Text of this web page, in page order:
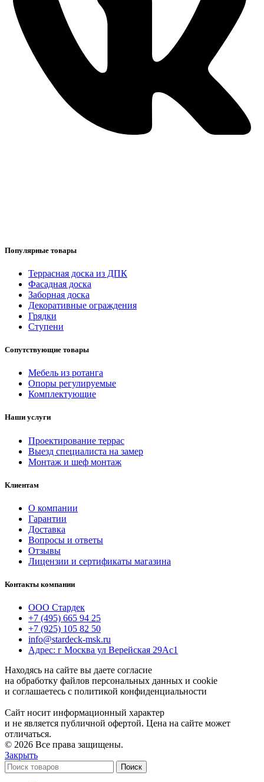
Популярные товары
Террасная доска из ДПК
Фасадная доска
Заборная доска
Декоративные ограждения
Грядки
Ступени
Сопутствующие товары
Мебель из ротанга
Опоры регулируемые
Комплектующие
Наши услуги
Проектирование террас
Выезд специалиста на замер
Монтаж и шеф монтаж
Клиентам
О компании
Гарантии
Доставка
Вопросы и ответы
Отзывы
Лицензии и сертификаты магазина
Контакты компании
ООО Стардек
+7 (495) 665 94 25
+7 (925) 105 82 50
info@stardeck-msk.ru
Адрес: г Москва ул Верейская 29Ас1
Находясь на сайте вы даете согласие
на обработку файлов персональных данных и cookie
и соглашаетесь с политикой конфиденциальности
Сайт носит информационный характер
и не является публичной офертой. Цена на сайте может
отличаться.
© 2026 Все права защищены.
Закрыть
Поиск